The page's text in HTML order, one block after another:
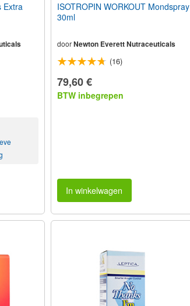
Extra
ISOTROPIN WORKOUT Mondspray
30ml
doorNewton Everett Nutraceuticals
(16)
79,60 €
BTW inbegrepen
In winkelwagen